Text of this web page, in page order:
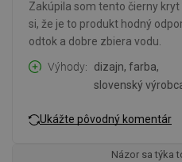
Zakúpila som tento čierny
si, že je to produkt hodný
odtok a dobre zbiera vodu.
Výhody
dizajn, farba,
slovenský
Ukážte pôvodný komentár
Názor sa týka